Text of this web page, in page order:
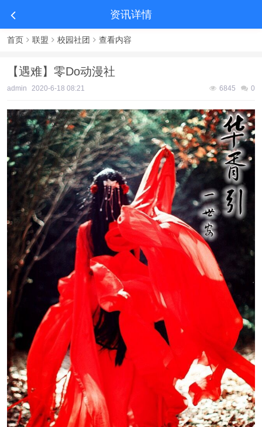
资讯详情
首页 联盟 校园社团 查看内容
【遇难】零Do动漫社
admin 2020-6-18 08:21 6845 0